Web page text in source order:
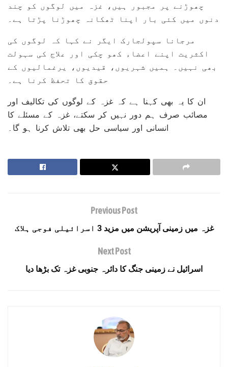
چھوڑنے پر مجبور ہیں، غزہ میں لوگوں کو چند
دنوں میں کئی بار اپنا ٹھکانہ چھوڑنا پڑتا ہے۔
مرجانا سپولجارک ایگر نے کہا کہ لوگوں کی
اکثریت اپنے اعضاء کھو چکی اور علاج کی سہولت
بھی نہیں۔ ہمیں شہریوں، قیدیوں، یرغمالیوں کے
حقوق کا تحفظ کرنا ہے۔
ان کا یہ بھی کہنا ہے کہ غزہ کے لوگوں کی تکالیف اور
مصائب صرف ہم دور نہیں کر سکتے، غزہ کے مسئلے کا
انسانی اور سیاسی حل بھی تلاش کرنا ہو گا۔
Previous Post
غزہ میں زمینی آپریشن میں مزید 3 اسرائیلی فوجی ہلاک
Next Post
اسرائیل نے زمینی جنگ کا دائرہ جنوبی غزہ تک بڑھا دیا